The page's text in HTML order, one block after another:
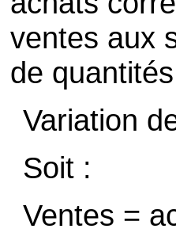
ventes aux
de
Variation
Soit :
Ventes =